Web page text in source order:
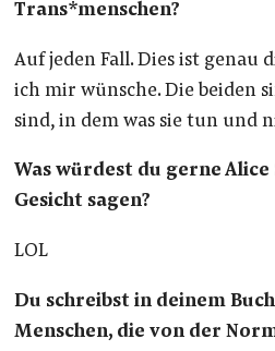
Trans*menschen?
Auf jeden Fall. Dies ist genau
ich mir wünsche. Die beiden
sind, in dem was sie tun und
Was würdest du gerne
Gesicht sagen?
LOL
Du schreibst in deinem
Menschen, die von der